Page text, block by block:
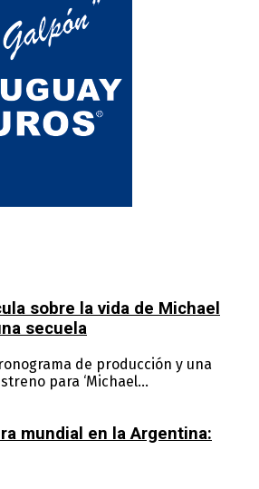
sobre la vida de Michael
secuela
de producción y una
para ‘Michael...
mundial en la Argentina: